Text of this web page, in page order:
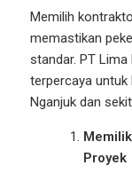
Memilih
memastikan
standar. PT
terpercaya untuk
Nganjuk dan
Proyek